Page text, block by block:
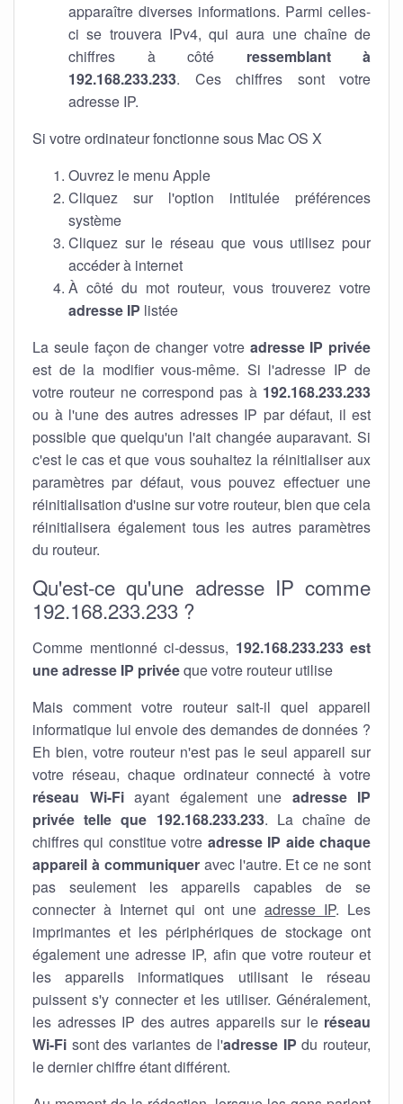
apparaître diverses informations. Parmi celles-
ci se trouvera IPv4, qui aura une chaîne de
chiffres à côté ressemblant à
192.168.233.233. Ces chiffres sont votre
adresse IP.
Si votre ordinateur fonctionne sous Mac OS X
Ouvrez le menu Apple
Cliquez sur l'option intitulée préférences
système
Cliquez sur le réseau que vous utilisez pour
accéder à internet
À côté du mot routeur, vous trouverez votre
adresse IP listée
La seule façon de changer votre adresse IP privée
est de la modifier vous-même. Si l'adresse IP de
votre routeur ne correspond pas à 192.168.233.233
ou à l'une des autres adresses IP par défaut, il est
possible que quelqu'un l'ait changée auparavant. Si
c'est le cas et que vous souhaitez la réinitialiser aux
paramètres par défaut, vous pouvez effectuer une
réinitialisation d'usine sur votre routeur, bien que cela
réinitialisera également tous les autres paramètres
du routeur.
Qu'est-ce qu'une adresse IP comme
192.168.233.233 ?
Comme mentionné ci-dessus, 192.168.233.233 est
une adresse IP privéeque votre routeur utilise
Mais comment votre routeur sait-il quel appareil
informatique lui envoie des demandes de données ?
Eh bien, votre routeur n'est pas le seul appareil sur
votre réseau, chaque ordinateur connecté à votre
réseau Wi-Fiayant également une adresse IP
privée telle que 192.168.233.233. La chaîne de
chiffres qui constitue votre adresse IP aide chaque
appareil à communiqueravec l'autre. Et ce ne sont
pas seulement les appareils capables de se
connecter à Internet qui ont une adresse IP. Les
imprimantes et les périphériques de stockage ont
également une adresse IP, afin que votre routeur et
les appareils informatiques utilisant le réseau
puissent s'y connecter et les utiliser. Généralement,
les adresses IP des autres appareils sur le réseau
Wi-Fi sont des variantes de l'adresse IP du routeur,
le dernier chiffre étant différent.